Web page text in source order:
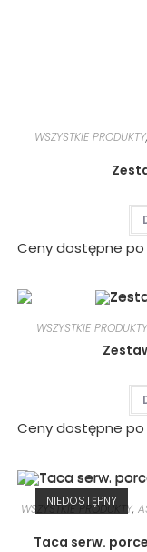
WSZYSTKIE PRODUKTY,
Ceny dostępne
WSZYSTKIE PRODUKTY
Ceny dostępne
NIEDOSTĘPNY
WSZYSTKIE PRODUKTY,
Taca serw.